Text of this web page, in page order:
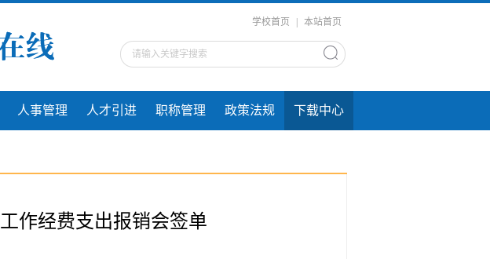
学校首页 本站首页
人事管理 人才引进 职称管理 政策法规 下载中心
作经费支出报销会签单